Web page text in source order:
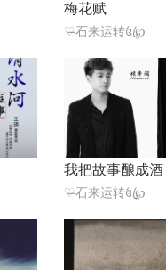
梅花赋
♡̶石来运转꧔ꦿ℘
我把故事酿成酒
♡̶石来运转꧔ꦿ℘